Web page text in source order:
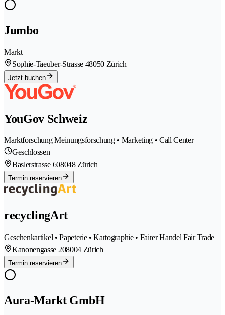
Jumbo
Markt
Sophie-Taeuber-Strasse 48050 Zürich
Jetzt buchen
YouGov Schweiz
Marktforschung Meinungsforschung • Marketing • Call Center
Geschlossen
Baslerstrasse 608048 Zürich
Termin reservieren
recyclingArt
Geschenkartikel • Papeterie • Kartographie • Fairer Handel Fair Trade
Kanonengasse 208004 Zürich
Termin reservieren
Aura-Markt GmbH